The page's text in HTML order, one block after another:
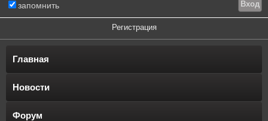
запомнить
Регистрация
Главная
Новости
Форум